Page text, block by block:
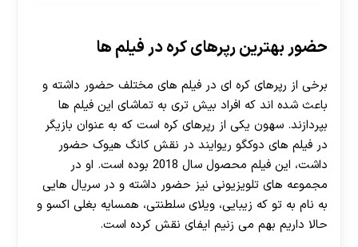
حضور بهترین رپرهای کره در فیلم ها
برخی از رپرهای کره ای در فیلم های مختلف حضور داشته و
باعث شده اند که افراد بیش تری به تماشای این فیلم ها
بپردازند. سهون یکی از رپرهای کره است که به عنوان بازیگر
در فیلم های دوکگو ریوایند در نقش کانگ هیوک حضور
داشت، این فیلم محصول سال 2018 بوده است. او در
مجموعه های تلویزیونی نیز حضور داشته و در سریال هایی
به نام به تو که زیبایی، ویلای سلطنتی، همسایه بغلی اکسو و
حالا داریم بهم می زنیم ایفای نقش کرده است.